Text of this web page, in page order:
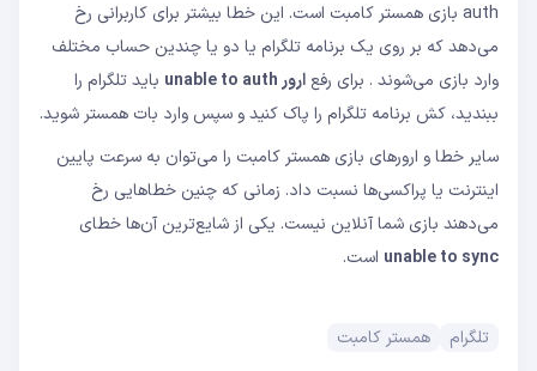
auth بازی همستر کامبت است. این خطا بیشتر برای کاربرانی رخ
می‌دهد که بر روی یک برنامه تلگرام یا دو یا چندین حساب مختلف
وارد بازی می‌شوند . برای رفع ارور unable to auth
باید تلگرام را
ببندید، کش برنامه تلگرام را پاک کنید و سپس وارد بات همستر شوید.
سایر خطا و ارورهای بازی همستر کامبت را می‌توان به سرعت پایین
اینترنت یا پراکسی‌ها نسبت داد. زمانی که چنین خطاهایی رخ
می‌دهند بازی شما آنلاین نیست. یکی از شایع‌ترین آن‌ها خطای
unable to sync است.
تلگرام همستر کامبت